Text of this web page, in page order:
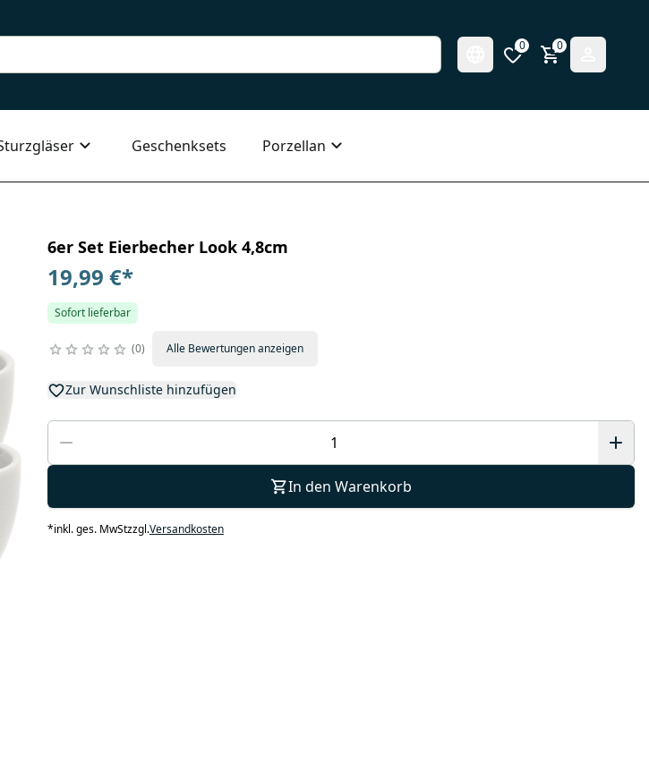
0 0
Geschenksets Porzellan
6er Set Eierbecher Look 4,8cm
19,99 €*
Sofort lieferbar
0 Alle Bewertungen anzeigen
Zur Wunschliste hinzufügen
In den Warenkorb
*inkl. ges. MwStzzgl.Versandkosten